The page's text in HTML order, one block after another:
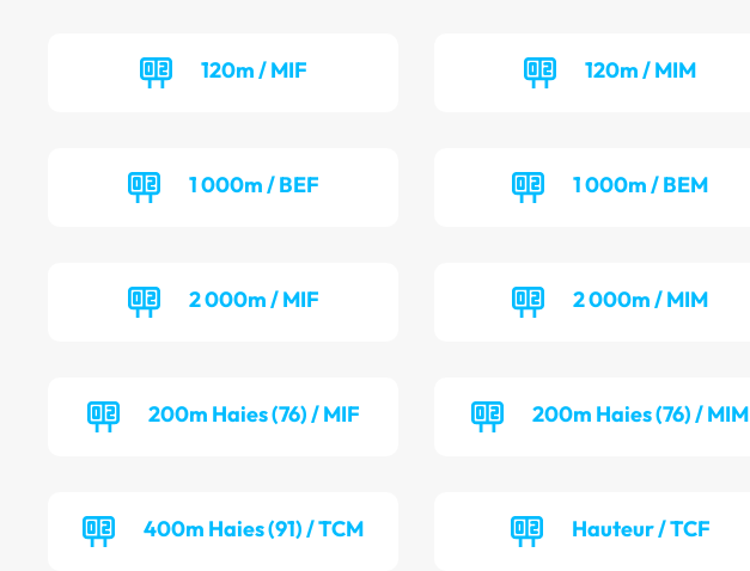
120m / MIF 120m / MIM
1 000m / BEF 1 000m / BEM
2 000m / MIF 2 000m / MIM
200m Haies (76) / MIF 200m Haies (76) / MIM
400m Haies (91) / TCM Hauteur / TCF